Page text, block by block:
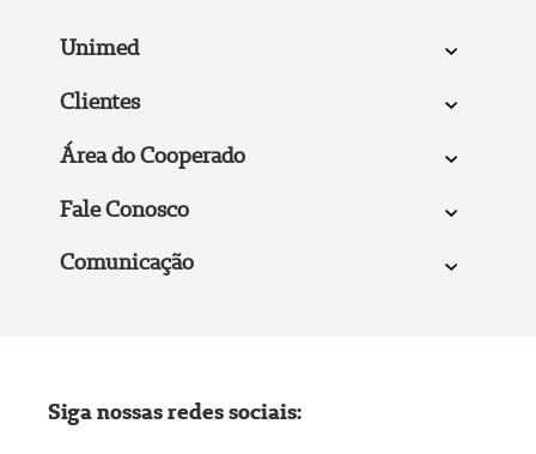
Unimed
Clientes
Área do Cooperado
Fale Conosco
Comunicação
Siga nossas redes sociais: